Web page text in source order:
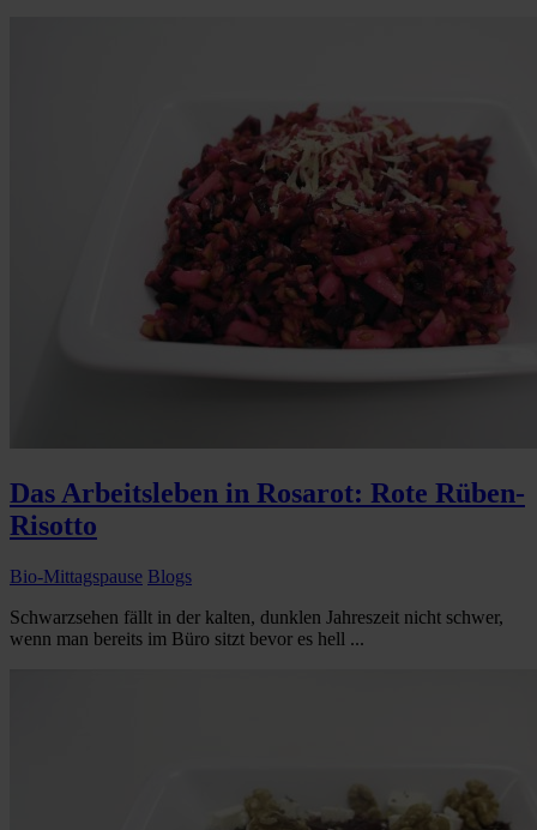
Das Arbeitsleben in Rosarot: Rote Rüben-
Risotto
Bio-Mittagspause Blogs
Schwarzsehen fällt in der kalten, dunklen Jahreszeit nicht schwer,
wenn man bereits im Büro sitzt bevor es hell ...